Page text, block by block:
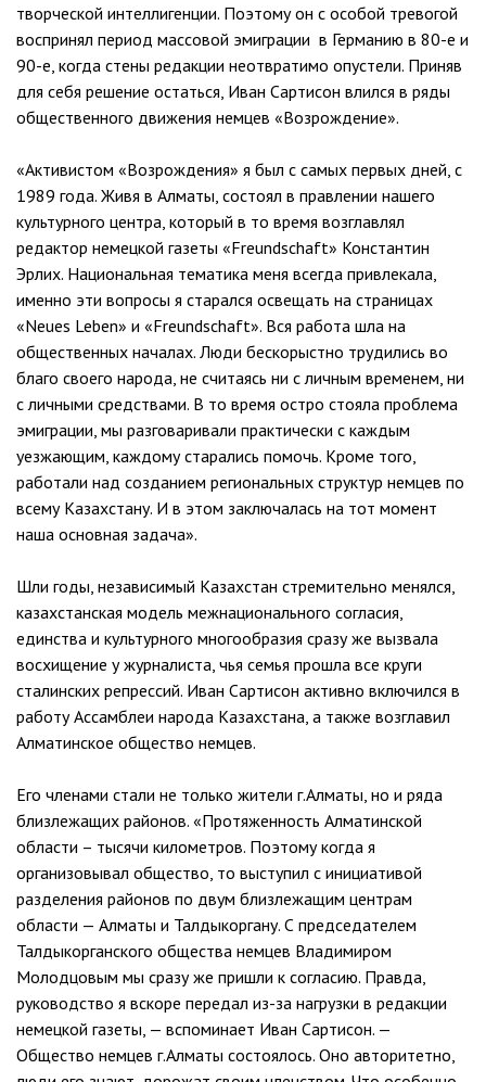
творческой интеллигенции. Поэтому он с особой тревогой
воспринял период массовой эмиграции в Германию в 80-е и
90-е, когда стены редакции неотвратимо опустели. Приняв
для себя решение остаться, Иван Сартисон влился в ряды
общественного движения немцев «Возрождение».
«Активистом «Возрождения» я был с самых первых дней, с
1989 года. Живя в Алматы, состоял в правлении нашего
культурного центра, который в то время возглавлял
редактор немецкой газеты «Freundschaft» Константин
Эрлих. Национальная тематика меня всегда привлекала,
именно эти вопросы я старался освещать на страницах
«Neues Leben» и «Freundschaft». Вся работа шла на
общественных началах. Люди бескорыстно трудились во
благо своего народа, не считаясь ни с личным временем, ни
с личными средствами. В то время остро стояла проблема
эмиграции, мы разговаривали практически с каждым
уезжающим, каждому старались помочь. Кроме того,
работали над созданием региональных структур немцев по
всему Казахстану. И в этом заключалась на тот момент
наша основная задача».
Шли годы, независимый Казахстан стремительно менялся,
казахстанская модель межнационального согласия,
единства и культурного многообразия сразу же вызвала
восхищение у журналиста, чья семья прошла все круги
сталинских репрессий. Иван Сартисон активно включился в
работу Ассамблеи народа Казахстана, а также возглавил
Алматинское общество немцев.
Его членами стали не только жители г.Алматы, но и ряда
близлежащих районов. «Протяженность Алматинской
области – тысячи километров. Поэтому когда я
организовывал общество, то выступил с инициативой
разделения районов по двум близлежащим центрам
области — Алматы и Талдыкоргану. С председателем
Талдыкорганского общества немцев Владимиром
Молодцовым мы сразу же пришли к согласию. Правда,
руководство я вскоре передал из-за нагрузки в редакции
немецкой газеты, — вспоминает Иван Сартисон. —
Общество немцев г.Алматы состоялось. Оно авторитетно,